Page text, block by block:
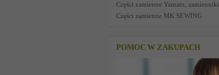
Części zamienne Yamato, zamienniki
Części zamienne MK SEWING
POMOC W ZAKUPACH